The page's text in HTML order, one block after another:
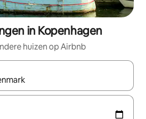
in Kopenhagen
huizen op Airbnb
beschikbaar zijn, maak je een keuze